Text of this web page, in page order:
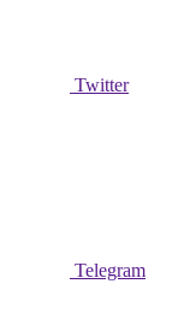
Twitter
Telegram